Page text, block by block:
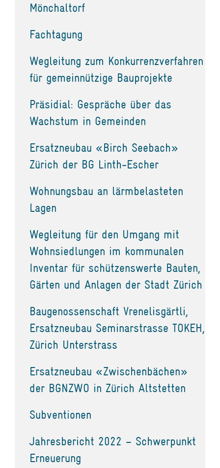
Mönchaltorf
Fachtagung
Wegleitung zum Konkurrenzverfahren
für gemeinnützige Bauprojekte
Präsidial: Gespräche über das
Wachstum in Gemeinden
Ersatzneubau «Birch Seebach»
Zürich der BG Linth-Escher
Wohnungsbau an lärmbelasteten
Lagen
Wegleitung für den Umgang mit
Wohnsiedlungen im kommunalen
Inventar für schützenswerte Bauten,
Gärten und Anlagen der Stadt Zürich
Baugenossenschaft Vrenelisgärtli,
Ersatzneubau Seminarstrasse TOKEH,
Zürich Unterstrass
Ersatzneubau «Zwischenbächen»
der BGNZWO in Zürich Altstetten
Subventionen
Jahresbericht 2022 – Schwerpunkt
Erneuerung